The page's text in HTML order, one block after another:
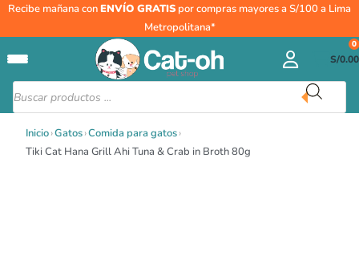
Recibe mañana conENVÍO GRATIS por compras mayores a S/100 a Lima
Metropolitana*
Búsqueda
de
productos
S/0.00
0
Inicio›Gatos›Comida para gatos›
Tiki Cat Hana Grill Ahi Tuna & Crab in Broth 80g
Tiki
Grill
Ahi
Tuna
Crab
in